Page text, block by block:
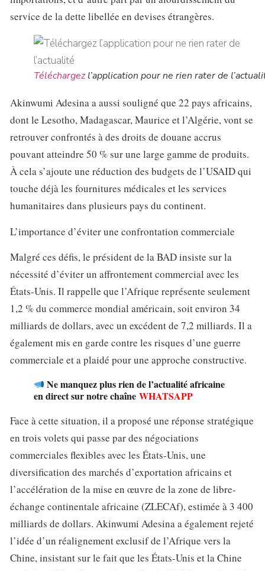
service de la dette libellée en devises étrangères.
Téléchargezl’application pour ne rien rater de
Akinwumi Adesina a aussi souligné que 22 pays africains,
dont le Lesotho, Madagascar, Maurice et l’Algérie, vont se
retrouver confrontés à des droits de douane accrus
pouvant atteindre 50 % sur une large gamme de produits.
À cela s’ajoute une réduction des budgets de l’USAID qui
touche déjà les fournitures médicales et les services
humanitaires dans plusieurs pays du continent.
L’importance d’éviter une confrontation commerciale
Malgré ces défis, le président de la BAD insiste sur la
nécessité d’éviter un affrontement commercial avec les
États-Unis. Il rappelle que l’Afrique représente seulement
1,2 % du commerce mondial américain, soit environ 34
milliards de dollars, avec un excédent de 7,2 milliards. Il a
également mis en garde contre les risques d’une guerre
commerciale et a plaidé pour une approche constructive.
Ne manquez plus rien de l’actualité africaine
en direct sur notre chaîne WHATSAPP
Face à cette situation, il a proposé une réponse stratégique
en trois volets qui passe par des négociations
commerciales flexibles avec les États-Unis, une
diversification des marchés d’exportation africains et
l’accélération de la mise en œuvre de la zone de libre-
échange continentale africaine (ZLECAf), estimée à 3 400
milliards de dollars. Akinwumi Adesina a également rejeté
l’idée d’un réalignement exclusif de l’Afrique vers la
Chine, insistant sur le fait que les États-Unis et la Chine